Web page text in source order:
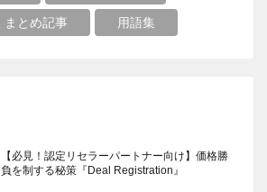
まとめ記事 用語集
【必見！認定リセラーパートナー向け】価格勝
負を制する秘策『Deal Registration』